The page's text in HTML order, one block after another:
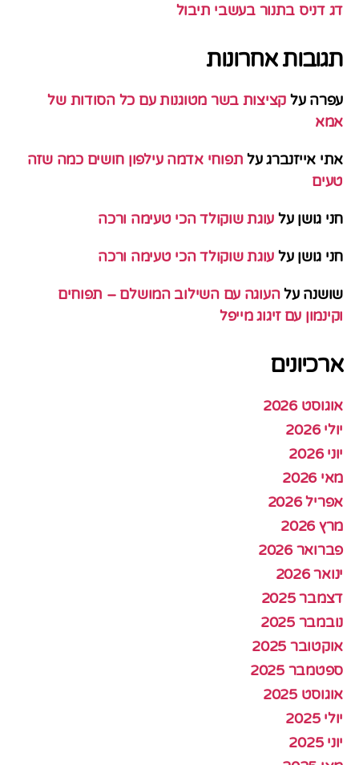
דג דניס בתנור בעשבי תיבול
תגובות אחרונות
עפרה על קציצות בשר מטוגנות עם כל הסודות של
אמא
אתי אייזנברגעל תפוחי אדמה עילפון חושים כמה שזה
טעים
חני גושן על עוגת שוקולד הכי טעימה ורכה
חני גושן על עוגת שוקולד הכי טעימה ורכה
שושנה עלהעוגה עם השילוב המושלם – תפוחים
וקינמון עם זיגוג מייפל
ארכיונים
אוגוסט 2026
יולי 2026
יוני 2026
מאי 2026
אפריל 2026
מרץ 2026
פברואר 2026
ינואר 2026
דצמבר 2025
נובמבר 2025
אוקטובר 2025
ספטמבר 2025
אוגוסט 2025
יולי 2025
יוני 2025